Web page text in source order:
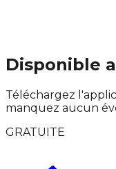
Disponible
Téléchargez
manquez aucun
GRATUITE